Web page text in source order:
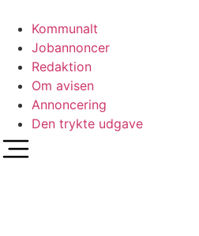
indhold
Kommunalt
Jobannoncer
Redaktion
Om avisen
Annoncering
Den trykte udgave